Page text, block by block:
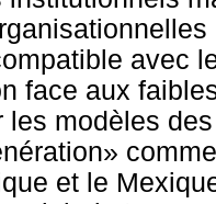
avec
face aux
les modèles
et le